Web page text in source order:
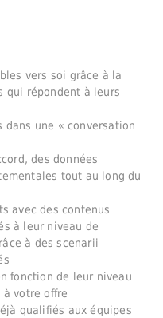
vers soi grâce à la
qui répondent à leurs
dans une « conversation
des données
tout au long du
avec des contenus
à leur niveau de
à des scenarii
fonction de leur niveau
votre offre
qualifiés aux équipes